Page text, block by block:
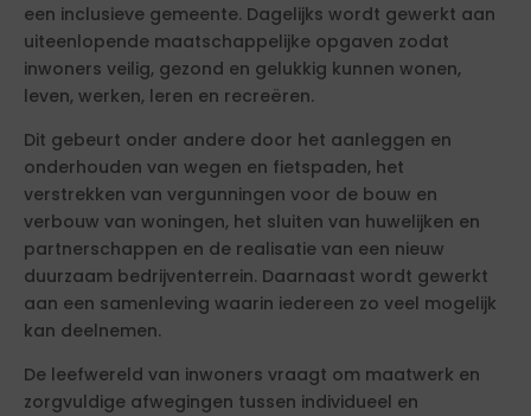
een inclusieve gemeente. Dagelijks wordt gewerkt aan
uiteenlopende maatschappelijke opgaven zodat
inwoners veilig, gezond en gelukkig kunnen wonen,
leven, werken, leren en recreëren.
Dit gebeurt onder andere door het aanleggen en
onderhouden van wegen en fietspaden, het
verstrekken van vergunningen voor de bouw en
verbouw van woningen, het sluiten van huwelijken en
partnerschappen en de realisatie van een nieuw
duurzaam bedrijventerrein. Daarnaast wordt gewerkt
aan een samenleving waarin iedereen zo veel mogelijk
kan deelnemen.
De leefwereld van inwoners vraagt om maatwerk en
zorgvuldige afwegingen tussen individueel en